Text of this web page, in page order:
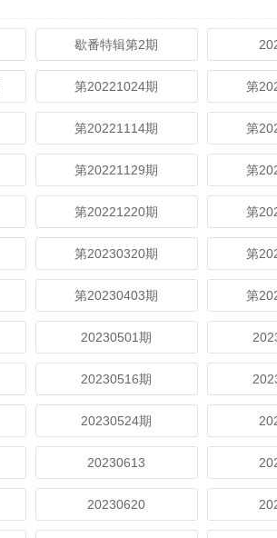
歇番特辑第2期
第20221024期 第
第20221114期 第
第20221129期 第
第20221220期 第
第20230320期 第
第20230403期 第
20230501期
20230516期
20230524期
20230613
20230620